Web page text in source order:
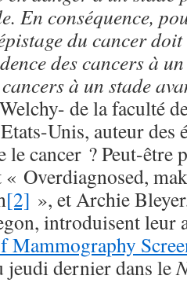
En conséquence,
du cancer doit
des cancers à
à un stade
de la faculté
Unis, auteur des
le cancer ? Peut-être
« Overdiagnosed,
[2] », et Archie
introduisent
Mammography
jeudi dernier dans le